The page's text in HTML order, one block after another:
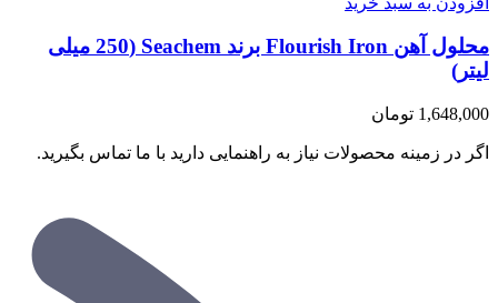
محلول آهن Flourish Iron برند Seachem (250 میلی
لیتر)
1,648,000 تومان
اگر در زمینه محصولات نیاز به راهنمایی دارید با ما تماس بگیرید.